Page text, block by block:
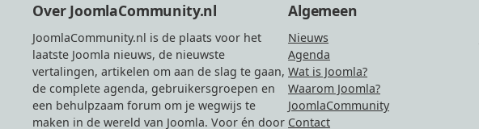
Over JoomlaCommunity.nl
JoomlaCommunity.nl is de plaats voor het
laatste Joomla nieuws, de nieuwste
vertalingen, artikelen om aan de slag te gaan,
de complete agenda, gebruikersgroepen en
een behulpzaam forum om je wegwijs te
maken in de wereld van Joomla. Voor én door
Algemeen
Nieuws
Agenda
Wat is Joomla?
Waarom Joomla?
JoomlaCommunity
Contact